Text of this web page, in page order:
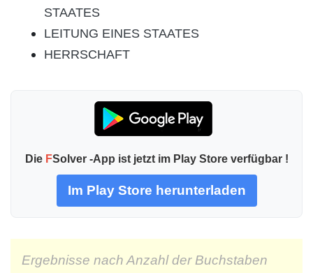
STAATES
LEITUNG EINES STAATES
HERRSCHAFT
Die FSolver -App ist jetzt im Play Store verfügbar !
Im Play Store herunterladen
Ergebnisse nach Anzahl der Buchstaben